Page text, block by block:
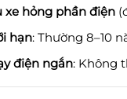
xe hỏng phần điện
hạn: Thường 8–10
điện ngắn: Không